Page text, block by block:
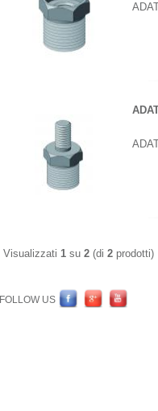
Visualizzati 1 su 2 (di 2 prodotti)
FOLLOW US